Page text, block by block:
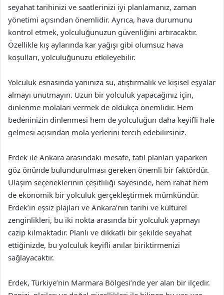
seyahat tarihinizi ve saatlerinizi iyi planlamanız, zaman
yönetimi açısından önemlidir. Ayrıca, hava durumunu
kontrol etmek, yolculuğunuzun güvenliğini artıracaktır.
Özellikle kış aylarında kar yağışı gibi olumsuz hava
koşulları, yolculuğunuzu etkileyebilir.
Yolculuk esnasında yanınıza su, atıştırmalık ve kişisel eşyalar
almayı unutmayın. Uzun bir yolculuk yapacağınız için,
dinlenme molaları vermek de oldukça önemlidir. Hem
bedeninizin dinlenmesi hem de yolculuğun daha keyifli hale
gelmesi açısından mola yerlerini tercih edebilirsiniz.
Erdek ile Ankara arasındaki mesafe, tatil planları yaparken
göz önünde bulundurulması gereken önemli bir faktördür.
Ulaşım seçeneklerinin çeşitliliği sayesinde, hem rahat hem
de ekonomik bir yolculuk gerçekleştirmek mümkündür.
Erdek’in eşsiz plajları ve Ankara’nın tarihi ve kültürel
zenginlikleri, bu iki nokta arasında bir yolculuk yapmayı
cazip kılmaktadır. Planlı ve dikkatli bir şekilde seyahat
ettiğinizde, bu yolculuk keyifli anılar biriktirmenizi
sağlayacaktır.
Erdek, Türkiye’nin Marmara Bölgesi’nde yer alan bir ilçedir.